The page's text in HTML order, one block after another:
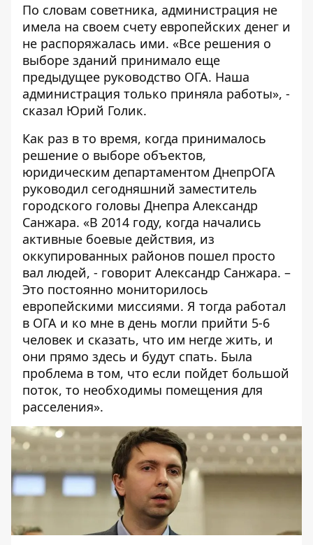
По словам советника, администрация не
имела на своем счету европейских денег и
не распоряжалась ими. «Все решения о
выборе зданий принимало еще
предыдущее руководство ОГА. Наша
администрация только приняла работы», -
сказал Юрий Голик.
Как раз в то время, когда принималось
решение о выборе объектов,
юридическим департаментом ДнепрОГА
руководил сегодняшний заместитель
городского головы Днепра Александр
Санжара. «В 2014 году, когда начались
активные боевые действия, из
оккупированных районов пошел просто
вал людей, - говорит Александр Санжара. –
Это постоянно мониторилось
европейскими миссиями. Я тогда работал
в ОГА и ко мне в день могли прийти 5-6
человек и сказать, что им негде жить, и
они прямо здесь и будут спать. Была
проблема в том, что если пойдет большой
поток, то необходимы помещения для
расселения».